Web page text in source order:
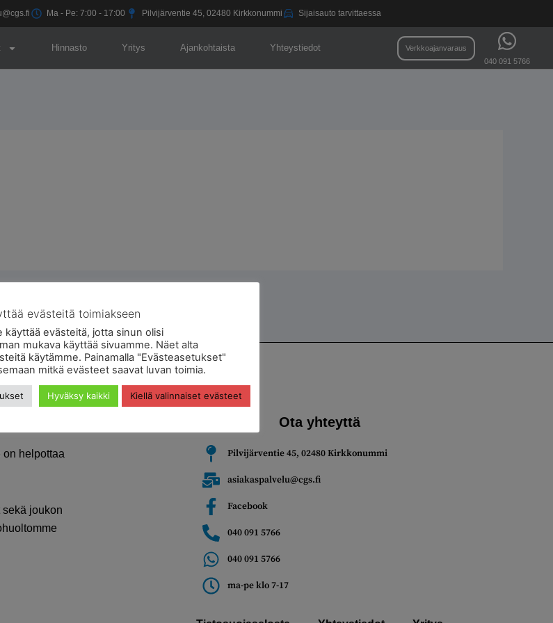
Ma - Pe: 7:00 - 17:00 Pilvijärventie 45, 02480 Kirkkonummi Sijaisauto tarvittaessa
Hinnasto Yritys Ajankohtaista Yhteystiedot
Verkkoajanvaraus
040 091 5766
on helpottaa
joukon
Ota yhteyttä
Pilvijärventie 45, 02480 Kirkkonummi
asiakaspalvelu@cgs.fi
Facebook
040 091 5766
040 091 5766
ma-pe klo 7-17
evästeitä toimiakseen
käyttää evästeitä, jotta sinun olisi
mukava käyttää sivuamme. Näet alta
käytämme. Painamalla "Evästeasetukset"
mitkä evästeet saavat luvan toimia.
Hyväksy kaikki Kiellä valinnaiset evästeet